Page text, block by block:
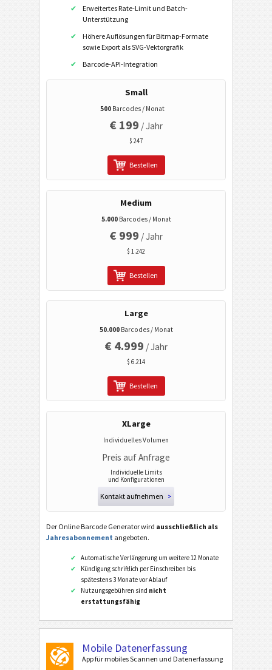
EAN / UPC
2D Barcodes
GS1 2D Barcodes
Electronic Banking / SEPA
Mobile Tagging
Gesundheitswesen
ISBN Codes
Visitenkarten
Kalender Codes
Wi-Fi Barcodes
Erweitertes Rate-Limit und Batch-
Unterstützung
Höhere Auflösungen für Bitmap-Formate
sowie Export als SVG-Vektorgrafik
Barcode-API-Integration
Small
500 Barcodes / Monat
€ 199 / Jahr
$ 247
Bestellen
Medium
5.000Barcodes / Monat
€ 999 / Jahr
$ 1.242
Bestellen
Large
50.000Barcodes / Monat
€ 4.999 / Jahr
$ 6.214
Bestellen
XLarge
Individuelles Volumen
Preis auf Anfrage
Individuelle Limits
und Konfigurationen
Kontakt aufnehmen >
Der Online Barcode Generator wird ausschließlich als
Jahresabonnement angeboten.
Automatische Verlängerung um weitere 12 Monate
Kündigung schriftlich per Einschreiben bis
spätestens 3 Monate vor Ablauf
Nutzungsgebühren sind nicht
erstattungsfähig
Mobile Datenerfassung
App für mobiles Scannen und Datenerfassung